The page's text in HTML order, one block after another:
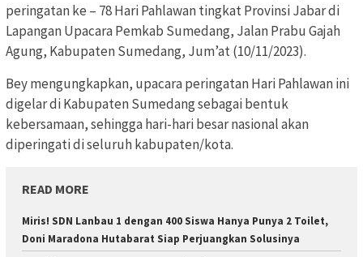
peringatan ke – 78 Hari Pahlawan tingkat Provinsi Jabar di
Lapangan Upacara Pemkab Sumedang, Jalan Prabu Gajah
Agung, Kabupaten Sumedang, Jum’at (10/11/2023).
Bey mengungkapkan, upacara peringatan Hari Pahlawan ini
digelar di Kabupaten Sumedang sebagai bentuk
kebersamaan, sehingga hari-hari besar nasional akan
diperingati di seluruh kabupaten/kota.
READ MORE
Miris! SDN Lanbau 1 dengan 400 Siswa Hanya Punya 2 Toilet,
Doni Maradona Hutabarat Siap Perjuangkan Solusinya